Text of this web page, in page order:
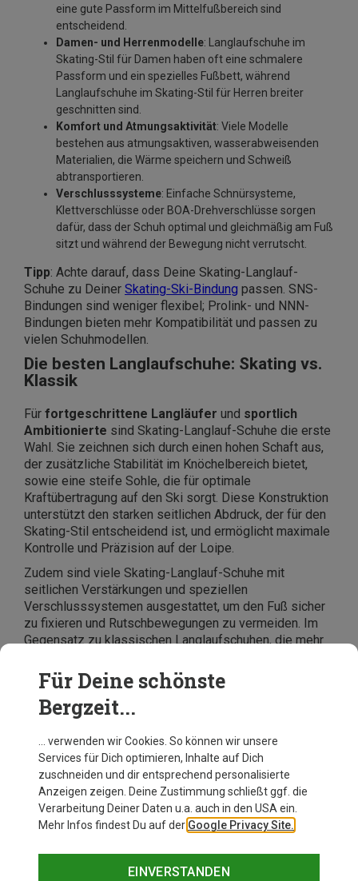
eine gute Passform im Mittelfußbereich sind
entscheidend.
Damen- und Herrenmodelle: Langlaufschuhe im
Skating-Stil für Damen haben oft eine schmalere
Passform und ein spezielles Fußbett, während
Langlaufschuhe im Skating-Stil für Herren breiter
geschnitten sind.
Komfort und Atmungsaktivität: Viele Modelle
bestehen aus atmungsaktiven, wasserabweisenden
Materialien, die Wärme speichern und Schweiß
abtransportieren.
Verschlusssysteme: Einfache Schnürsysteme,
Klettverschlüsse oder BOA-Drehverschlüsse sorgen
dafür, dass der Schuh optimal und gleichmäßig am Fuß
sitzt und während der Bewegung nicht verrutscht.
Tipp: Achte darauf, dass Deine Skating-Langlauf-
Schuhe zu Deiner Skating-Ski-Bindung passen. SNS-
Bindungen sind weniger flexibel; Prolink- und NNN-
Bindungen bieten mehr Kompatibilität und passen zu
vielen Schuhmodellen.
Die besten Langlaufschuhe: Skating vs.
Klassik
Für fortgeschrittene Langläufer und sportlich
Ambitionierte sind Skating-Langlauf-Schuhe die erste
Wahl. Sie zeichnen sich durch einen hohen Schaft aus,
der zusätzliche Stabilität im Knöchelbereich bietet,
sowie eine steife Sohle, die für optimale
Kraftübertragung auf den Ski sorgt. Diese Konstruktion
unterstützt den starken seitlichen Abdruck, der für den
Skating-Stil entscheidend ist, und ermöglicht maximale
Kontrolle und Präzision auf der Loipe.
Zudem sind viele Skating-Langlauf-Schuhe mit
seitlichen Verstärkungen und speziellen
Verschlusssystemen ausgestattet, um den Fuß sicher
zu fixieren und Rutschbewegungen zu vermeiden. Im
Gegensatz zu klassischen Langlaufschuhen, die mehr
natürlichere Abrollbewegung sorgen, sind Skating-
Schuhe aufStabilität und Performance
perfekt für schnelle, kraftvolle Bewegungen und
Für Deine schönste
Bergzeit...
… verwenden wir Cookies. So können wir unsere
Services für Dich optimieren, Inhalte auf Dich
zuschneiden und dir entsprechend personalisierte
Anzeigen zeigen. Deine Zustimmung schließt ggf. die
Verarbeitung Deiner Daten u.a. auch in den USA ein.
Mehr Infos findest Du auf der Google Privacy Site.
EINVERSTANDEN